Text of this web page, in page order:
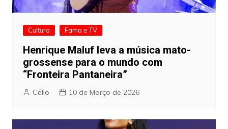
Cultura Fama e TV
Henrique Maluf leva a música mato-
grossense para o mundo com
“Fronteira Pantaneira”
Célio 10 de Março de 2026